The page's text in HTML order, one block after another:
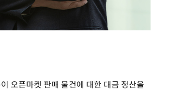
오픈마켓 판매 물건에 대한 대금 정산을